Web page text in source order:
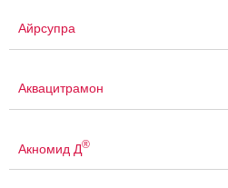
Айрсупра
Аквацитрамон
Акномид Д®